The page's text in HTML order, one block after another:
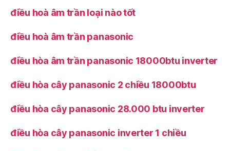
điều hoà âm trần loại nào tốt
điều hoà âm trần panasonic
điều hòa âm trần panasonic 18000btu inverter
điều hòa cây panasonic 2 chiều 18000btu
điều hòa cây panasonic 28.000 btu inverter
điều hòa cây panasonic inverter 1 chiều